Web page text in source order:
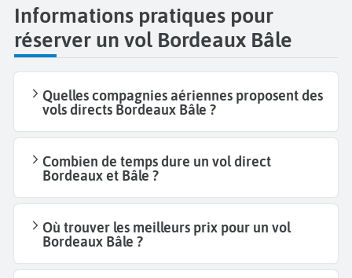
Informations pratiques pour
réserver un vol Bordeaux Bâle
Quelles compagnies aériennes proposent des
vols directs Bordeaux Bâle ?
Combien de temps dure un vol direct
Bordeaux et Bâle ?
Où trouver les meilleurs prix pour un vol
Bordeaux Bâle ?